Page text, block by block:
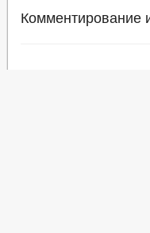
Комментирование